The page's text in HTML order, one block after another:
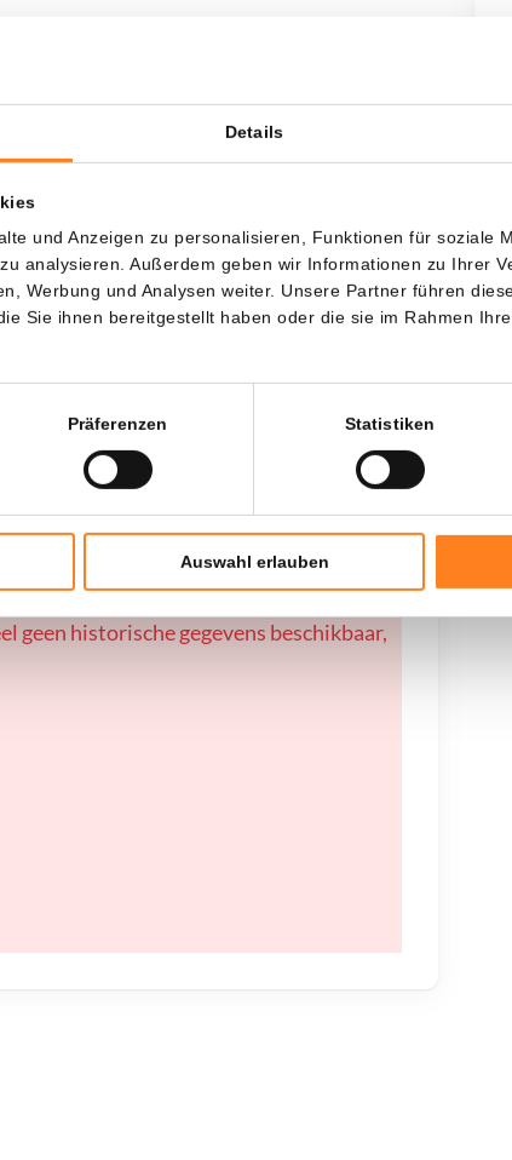
Details
und Anzeigen zu personalisieren, Funktionen für soziale
analysieren. Außerdem geben wir Informationen zu Ihrer
Werbung und Analysen weiter. Unsere Partner führen
Sie ihnen bereitgestellt haben oder die sie im Rahmen
Präferenzen Statistiken
Auswahl erlauben
Bridged ckBTC zu kaufen, sind: Bitvavo,
finden Sie auf unserer
Jede Seit
Gesamtinvestition
---
geen historische gegevens beschikbaar,